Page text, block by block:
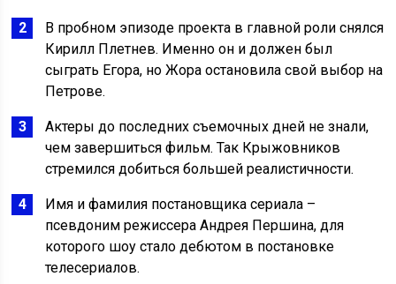
В пробном эпизоде проекта в главной роли снялся
Кирилл Плетнев. Именно он и должен был
сыграть Егора, но Жора остановила свой выбор на
Петрове.
Актеры до последних съемочных дней не знали,
чем завершиться фильм. Так Крыжовников
стремился добиться большей реалистичности.
Имя и фамилия постановщика сериала –
псевдоним режиссера Андрея Першина, для
которого шоу стало дебютом в постановке
телесериалов.